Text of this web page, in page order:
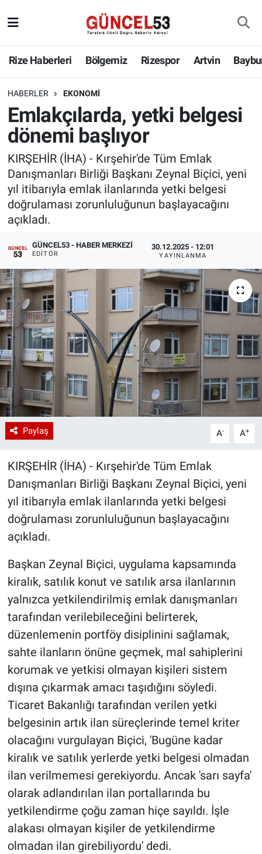
Rize Haberleri Bölgemiz Rizespor Artvin
HABERLER EKONOMI
Emlakçılarda, yetki belgesi
dönemi başlıyor
KIRŞEHİR (İHA) - Kırşehir'de Tüm Emlak
Danışmanları Birliği Başkanı Zeynal Biçici, yeni
yıl itibarıyla emlak ilanlarında yetki belgesi
doğrulaması zorunluluğunun başlayacağını
açıkladı.
GÜNCEL53 - HABER MERKEZI
EDITÖR
30.12.2025 - 12:01
YAYINLANMA
Paylaş A- A+
KIRŞEHİR (İHA) - Kırşehir'de Tüm Emlak
Danışmanları Birliği Başkanı Zeynal Biçici, yeni
yıl itibarıyla emlak ilanlarında yetki belgesi
doğrulaması zorunluluğunun başlayacağını
açıkladı.
Başkan Zeynal Biçici, uygulama kapsamında
kiralık, satılık konut ve satılık arsa ilanlarının
yalnızca yetkilendirilmiş emlak danışmanları
tarafından verilebileceğini belirterek,
düzenlemenin portföy disiplinini sağlamak,
sahte ilanların önüne geçmek, mal sahiplerini
korumak ve yetkisi olmayan kişileri sistem
dışına çıkarmak amacı taşıdığını söyledi.
Ticaret Bakanlığı tarafından verilen yetki
belgesinin artık ilan süreçlerinde temel kriter
olacağını vurgulayan Biçici, 'Bugüne kadar
kiralık ve satılık yerlerde yetki belgesi olmadan
ilan verilmemesi gerekiyordu. Ancak 'sarı sayfa'
olarak adlandırılan ilan portallarında bu
yetkilendirme çoğu zaman hiçe sayıldı. İşle
alakası olmayan kişiler de yetkilendirme
olmadan ilan girebiliyordu' dedi.